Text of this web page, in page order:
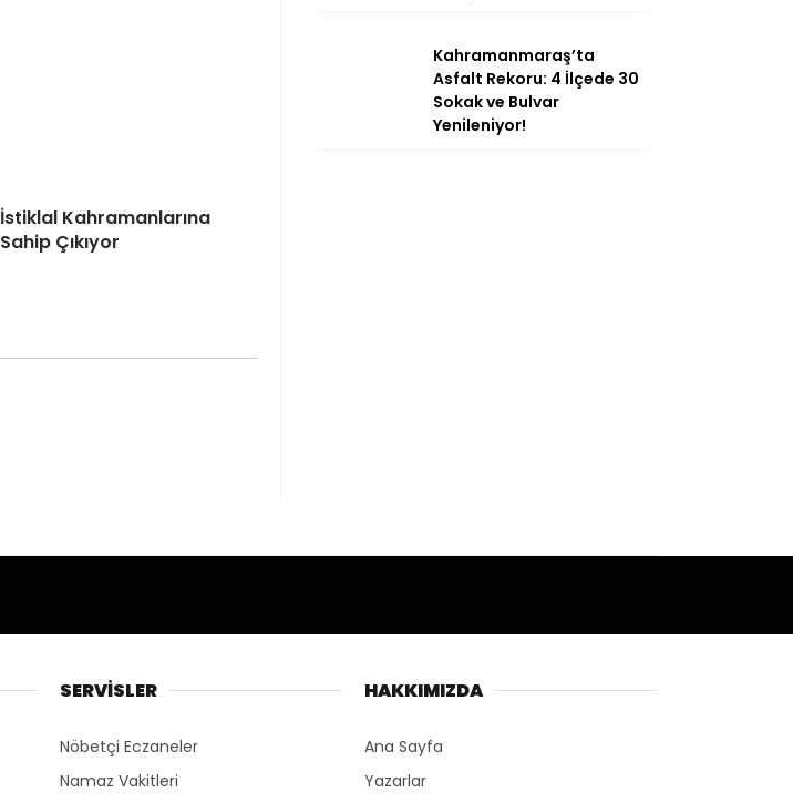
İstiklal Kahramanlarına
Sahip Çıkıyor
Kahramanmaraş’ta
Asfalt Rekoru: 4 İlçede 30
Sokak ve Bulvar
Yenileniyor!
SERVİSLER
Nöbetçi Eczaneler
Namaz Vakitleri
HAKKIMIZDA
Ana Sayfa
Yazarlar